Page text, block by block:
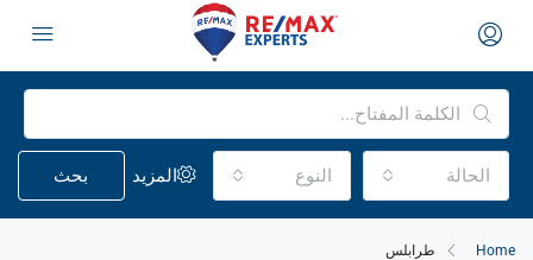
الحالة النوع المزيد بحث
Home طرابلس